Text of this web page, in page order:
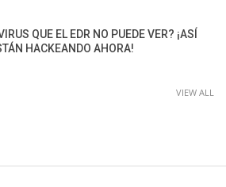
QUE EL EDR NO PUEDE VER? ¡ASÍ
HACKEANDO AHORA!
VIEW ALL